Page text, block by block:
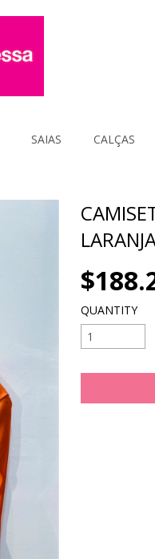
SAIAS CALÇAS
QUANTITY